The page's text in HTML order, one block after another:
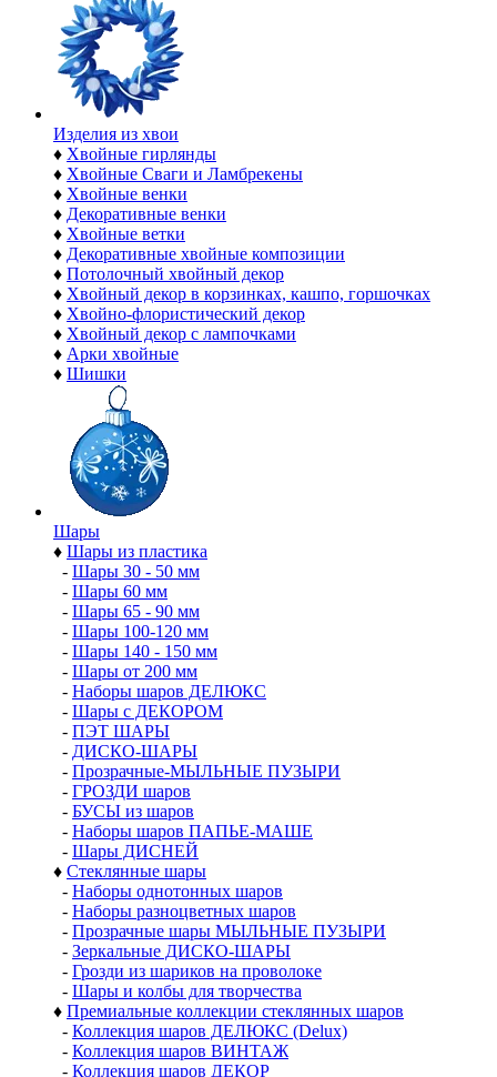
Изделия из хвои
♦ Хвойные гирлянды
♦ Хвойные Сваги и Ламбрекены
♦ Хвойные венки
♦ Декоративные венки
♦ Хвойные ветки
♦ Декоративные хвойные композиции
♦ Потолочный хвойный декор
♦ Хвойный декор в корзинках, кашпо, горшочках
♦ Хвойно-флористический декор
♦ Хвойный декор с лампочками
♦ Арки хвойные
♦ Шишки
Шары
♦ Шары из пластика
- Шары 30 - 50 мм
- Шары 60 мм
- Шары 65 - 90 мм
- Шары 100-120 мм
- Шары 140 - 150 мм
- Шары от 200 мм
- Наборы шаров ДЕЛЮКС
- Шары с ДЕКОРОМ
- ПЭТ ШАРЫ
- ДИСКО-ШАРЫ
- Прозрачные-МЫЛЬНЫЕ ПУЗЫРИ
- ГРОЗДИ шаров
- БУСЫ из шаров
- Наборы шаров ПАПЬЕ-МАШЕ
- Шары ДИСНЕЙ
♦ Стеклянные шары
- Наборы однотонных шаров
- Наборы разноцветных шаров
- Прозрачные шары МЫЛЬНЫЕ ПУЗЫРИ
- Зеркальные ДИСКО-ШАРЫ
- Грозди из шариков на проволоке
- Шары и колбы для творчества
♦ Премиальные коллекции стеклянных шаров
- Коллекция шаров ДЕЛЮКС (Delux)
- Коллекция шаров ВИНТАЖ
- Коллекция шаров ДЕКОР